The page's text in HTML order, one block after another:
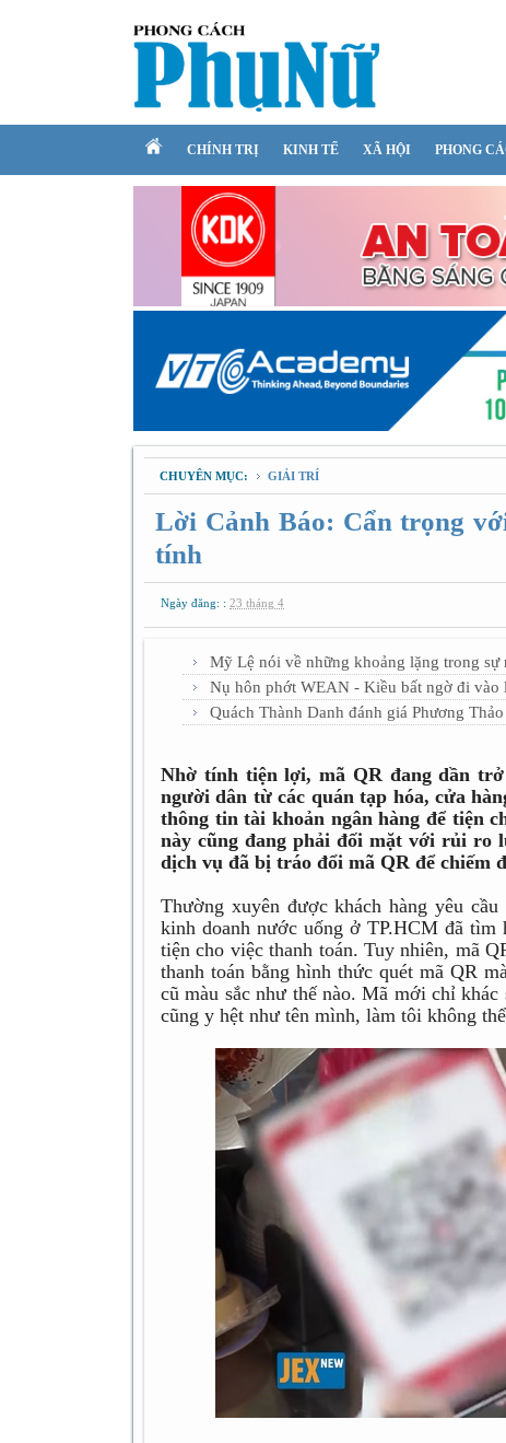
CHÍNH TRỊ KINH TẾ XÃ HỘI PHONG
CHUYÊN MỤC: GIẢI TRÍ
Lời Cảnh Báo: Cẩn trọng
tính
Ngày đăng: : 23 tháng 4
Mỹ Lệ nói về những khoảng lặng trong
Nụ hôn phớt WEAN - Kiều bất ngờ đi vào
Quách Thành Danh đánh giá Phương
Nhờ tính tiện lợi, mã QR đang dần
người dân từ các quán tạp hóa, cửa
thông tin tài khoản ngân hàng để tiện
này cũng đang phải đối mặt với rủi ro
dịch vụ đã bị tráo đổi mã QR để chiếm
Thường xuyên được khách hàng yêu
kinh doanh nước uống ở TP.HCM đã tìm
tiện cho việc thanh toán. Tuy nhiên, mã
thanh toán bằng hình thức quét mã QR
cũ màu sắc như thế nào. Mã mới chỉ
cũng y hệt như tên mình, làm tôi không